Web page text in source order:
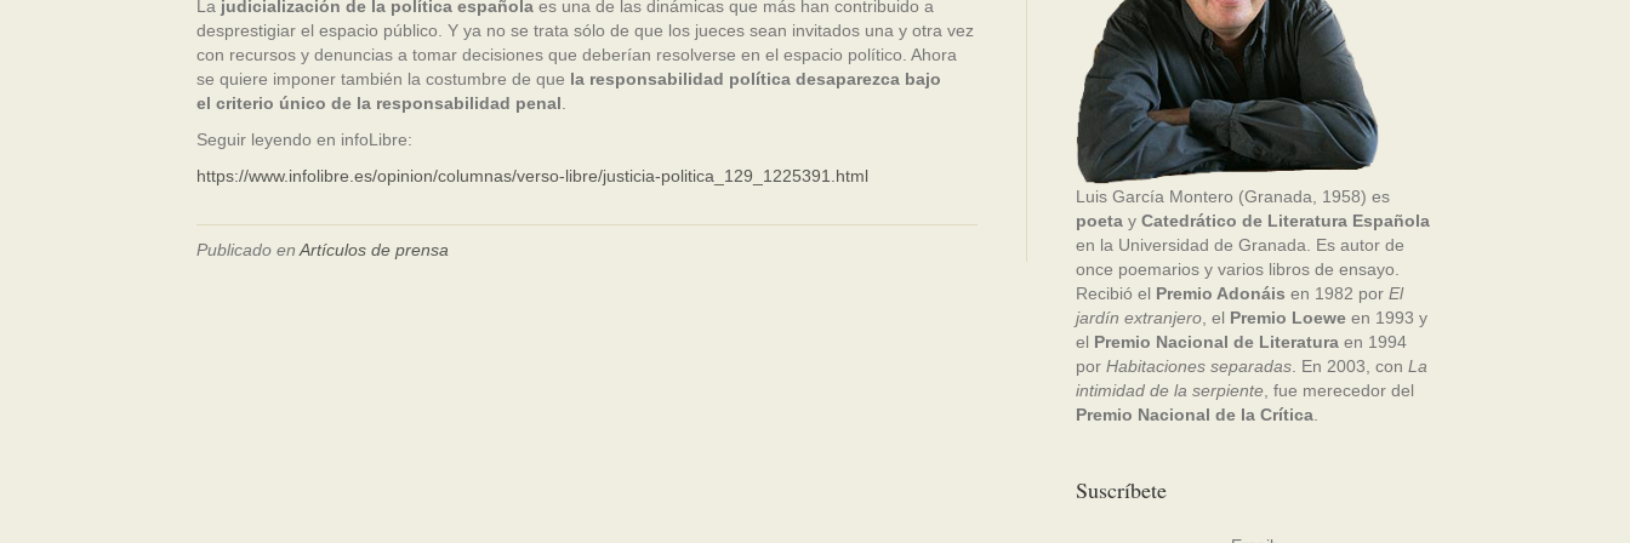
La judicialización de la política española es una de las dinámicas que más han contribuido a
desprestigiar el espacio público. Y ya no se trata sólo de que los jueces sean invitados una y otra vez
con recursos y denuncias a tomar decisiones que deberían resolverse en el espacio político. Ahora
se quiere imponer también la costumbre de que la responsabilidad política desaparezca bajo
el criterio único de la responsabilidad penal
Seguir leyendo en infoLibre:
https://www.infolibre.es/opinion/columnas/verso-libre/justicia-politica_129_1225391.html
Publicado en Artículos de prensa
Luis García Montero (Granada, 1958) es
poeta y Catedrático de Literatura Española
en la Universidad de Granada. Es autor de
once poemarios y varios libros de ensayo.
Recibió el Premio Adonáis en 1982 por El
jardín extranjero , el Premio Loewe en 1993 y
el Premio Nacional de Literatura en 1994
por Habitaciones separadas . En 2003, con La
intimidad de la serpiente , fue merecedor del
Premio Nacional de la Crítica
Suscríbete